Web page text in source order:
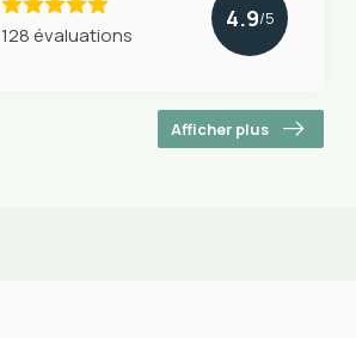
128 évaluations
4.9/5
Afficher plus